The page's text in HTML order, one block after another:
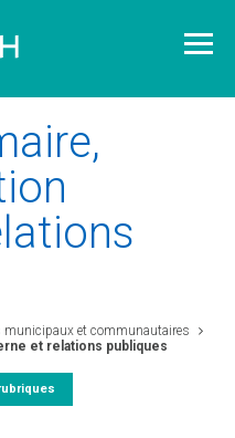
municipaux et communautaires
et relations publiques